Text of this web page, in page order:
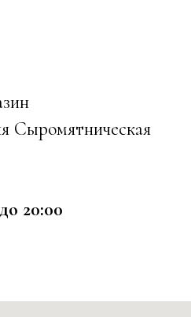
Сыромятническая
20:00